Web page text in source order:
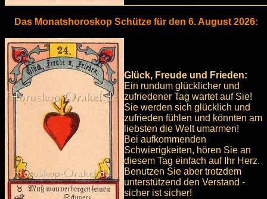
Das Monatshoroskop Schütze für den 6. August 2026:
Glück, Freude und Frieden:
Ein rundum glücklicher und
zufriedener Tag wartet auf Sie!
Sie werden sich glücklich und
zufrieden fühlen und könnten am
liebsten die Welt umarmen!
Bei aufkommenden
Schwierigkeiten, hören Sie an
diesem Tag einfach auf Ihr Herz.
Benutzen Sie aber trotzdem
unterstützend den Verstand -
sicher ist sicher!